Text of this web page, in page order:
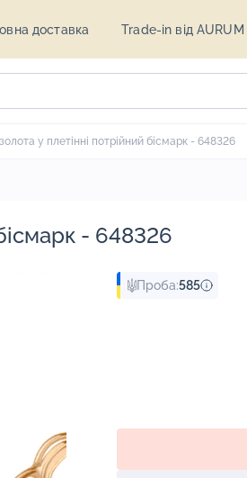
доставка Trade-in від AURUM
у плетінні потрійний бісмарк - 648326
- 648326
Проба:585